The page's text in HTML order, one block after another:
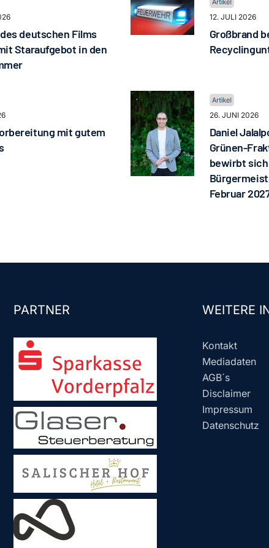
deutschen Films
Staraufgebot in den
12. JULI 2026
Großbrand
mit gutem
26. JUNI 2026
Daniel
Grünen-
bewirbt
Februar
PARTNER WEITERE
Kontakt
Mediadaten
AGB´s
Disclaimer
Impressum
Datenschutz